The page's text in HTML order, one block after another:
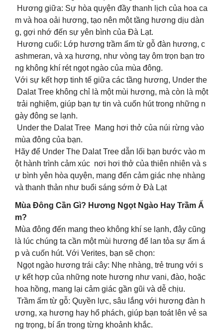
Hương giữa: Sự hòa quyện đầy thanh lịch của hoa ca
m và hoa oải hương, tạo nên một tầng hương dịu dàn
g, gợi nhớ đến sự yên bình của Đà Lạt.
Hương cuối: Lớp hương trầm ấm từ gỗ đàn hương, c
ashmeran, và xạ hương, như vòng tay ôm trọn bạn tro
ng không khí rét ngọt ngào của mùa đông.
Với sự kết hợp tinh tế giữa các tầng hương, Under the
Dalat Tree không chỉ là một mùi hương, mà còn là một
trải nghiệm, giúp bạn tự tin và cuốn hút trong những n
gày đông se lạnh.
Under the Dalat Tree Mang hơi thở của núi rừng vào
mùa đông của bạn.
Hãy để Under The Dalat Tree dẫn lối bạn bước vào m
ột hành trình cảm xúc nơi hơi thở của thiên nhiên và s
ự bình yên hòa quyện, mang đến cảm giác nhẹ nhàng
và thanh thản như buổi sáng sớm ở Đà Lạt
Mùa Đông Cần Gì? Hương Ngọt Ngào Hay Trầm Ấ
m?
Mùa đông đến mang theo không khí se lạnh, đây cũng
là lúc chúng ta cần một mùi hương để lan tỏa sự ấm á
p và cuốn hút. Với Verites, bạn sẽ chọn:
Ngọt ngào hương trái cây: Nhẹ nhàng, trẻ trung với s
ự kết hợp của những note hương như vani, đào, hoặc
hoa hồng, mang lại cảm giác gần gũi và dễ chịu.
Trầm ấm từ gỗ: Quyền lực, sâu lắng với hương đàn h
ương, xạ hương hay hổ phách, giúp bạn toát lên vẻ sa
ng trọng, bí ẩn trong từng khoảnh khắc.